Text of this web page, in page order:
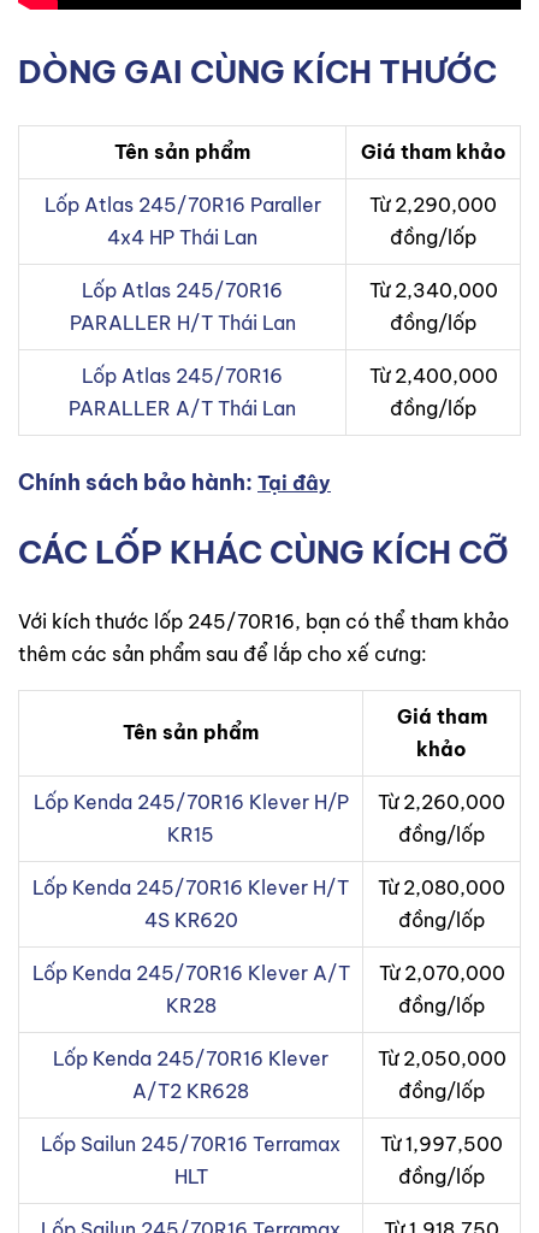
DÒNG GAI CÙNG KÍCH THƯỚC
Tên sản phẩm Giá tham khảo
Lốp Atlas 245/70R16 Paraller
4x4 HP Thái Lan
Từ 2,290,000
đồng/lốp
Lốp Atlas 245/70R16
PARALLER H/T Thái Lan
Từ 2,340,000
đồng/lốp
Lốp Atlas 245/70R16
PARALLER A/T Thái Lan
Từ 2,400,000
đồng/lốp
Chính sách bảo hành: Tại đây
CÁC LỐP KHÁC CÙNG KÍCH CỠ
Với kích thước lốp 245/70R16, bạn có thể tham khảo
thêm các sản phẩm sau để lắp cho xế cưng:
Tên sản phẩm
Giá tham
khảo
Lốp Kenda 245/70R16 Klever H/P
KR15
Từ 2,260,000
đồng/lốp
Lốp Kenda 245/70R16 Klever H/T
4S KR620
Từ 2,080,000
đồng/lốp
Lốp Kenda 245/70R16 Klever A/T
KR28
Từ 2,070,000
đồng/lốp
Lốp Kenda 245/70R16 Klever
A/T2 KR628
Từ 2,050,000
đồng/lốp
Lốp Sailun 245/70R16 Terramax
HLT
Từ 1,997,500
đồng/lốp